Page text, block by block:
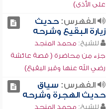
على الأذى)
الفهرس:حديث
زيارة البقيع وشرحه
للشيخ: محمد المنجد
جزء من محاضرة ( قصة عائشة
رضي الله عنها وقبر البقيع)
الفهرس: سياق
حديث الهجرة وشرحه
للشيخ: محمد المنجد